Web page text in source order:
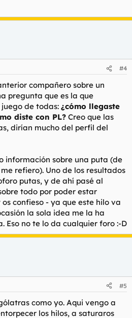
#4
compañero sobre un
pregunta que es la que
de todas: ¿cómo llegaste
diste con PL? Creo que las
dirían mucho del perfil del
información sobre una puta (de
refiero). Uno de los resultados
putas, y de ahí pasé al
todo por poder estar
confieso - ya que este hilo va
la sola idea me la ha
Eso no te lo da cualquier foro :-D
#5
como yo. Aqui vengo a
los hilos, a saturaros